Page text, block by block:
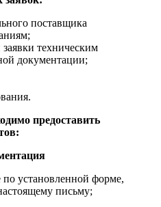
поставщика
заявки техническим
документации;
предоставить
по установленной форме,
письму;